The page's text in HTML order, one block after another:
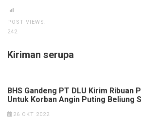
POST VIEWS:
242
Kiriman serupa
BHS Gandeng PT DLU Kirim Ribuan
Untuk Korban Angin Puting Beliung
26 OKT 2022